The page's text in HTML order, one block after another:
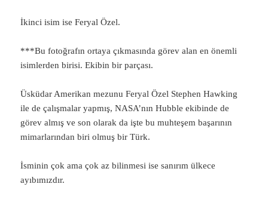
İkinci isim ise Feryal Özel.
***Bu fotoğrafın ortaya çıkmasında görev alan en önemli
isimlerden birisi. Ekibin bir parçası.
Üsküdar Amerikan mezunu Feryal Özel Stephen Hawking
ile de çalışmalar yapmış, NASA’nın Hubble ekibinde de
görev almış ve son olarak da işte bu muhteşem başarının
mimarlarından biri olmuş bir Türk.
İsminin çok ama çok az bilinmesi ise sanırım ülkece
ayıbımızdır.